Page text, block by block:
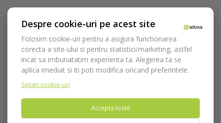
Despre cookie-uri pe acest site
Folosim cookie-uri pentru a asigura functionarea
corecta a site-ului si pentru statistici/marketing, astfel
incat sa imbunatatim experienta ta. Alegerea ta se
aplica imediat si iti poti modifica oricand preferintele.
Setari cookie-uri
Accepta toate
Acasa Instrumentar
Chirurgie si implantologie
Departatoare
Departator cod 921/2
Nu puteti plasa comenzi din tara din care accesati website-ul